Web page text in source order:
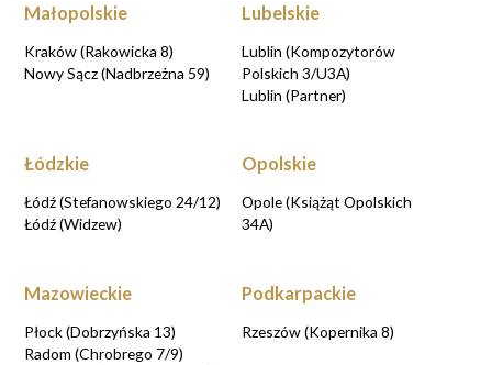
Małopolskie
Kraków (Rakowicka 8)
Nowy Sącz (Nadbrzeżna 59)
Lubelskie
Lublin (Kompozytorów
Polskich 3/U3A)
Lublin (Partner)
Łódzkie
Łódź (Stefanowskiego 24/12)
Łódź (Widzew)
Opolskie
Opole (Książąt Opolskich
34A)
Mazowieckie
Płock (Dobrzyńska 13)
Radom (Chrobrego 7/9)
Podkarpackie
Rzeszów (Kopernika 8)